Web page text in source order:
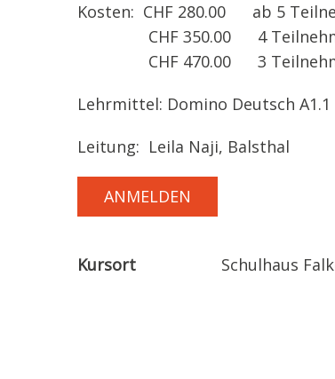
Kosten: CHF 280.00 ab 5
CHF 350.00 4
CHF 470.00 3
Lehrmittel: Domino Deutsch
Leitung: Leila Naji, Balsthal
ANMELDEN
Kursort Schulhaus